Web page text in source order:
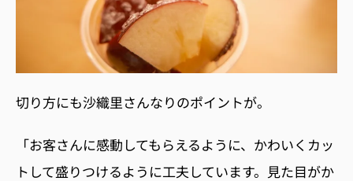
切り方にも沙織里さんなりのポイントが。
「お客さんに感動してもらえるように、かわいくカッ
トして盛りつけるように工夫しています。見た目がか